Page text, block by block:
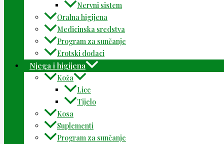
Nervni sistem
Oralna higijena
Medicinska sredstva
Program za sunčanje
Erotski dodaci
Njega i higijena
Koža
Lice
Tijelo
Kosa
Suplementi
Program za sunčanje